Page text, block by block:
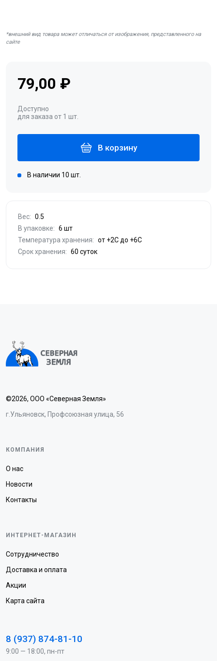
*внешний вид товара может отличаться от изображения, представленного на
сайте
79,00 ₽
Доступно
для заказа от 1 шт.
В корзину
В наличии 10 шт.
Вес: 0.5
В упаковке: 6 шт
Температура хранения: от +2С до +6С
Срок хранения: 60 суток
©2026, ООО «Северная Земля»
г.Ульяновск, Профсоюзная улица, 56
КОМПАНИЯ
О нас
Новости
Контакты
ИНТЕРНЕТ-МАГАЗИН
Сотрудничество
Доставка и оплата
Акции
Карта сайта
8 (937) 874-81-10
9:00 — 18:00, пн-пт